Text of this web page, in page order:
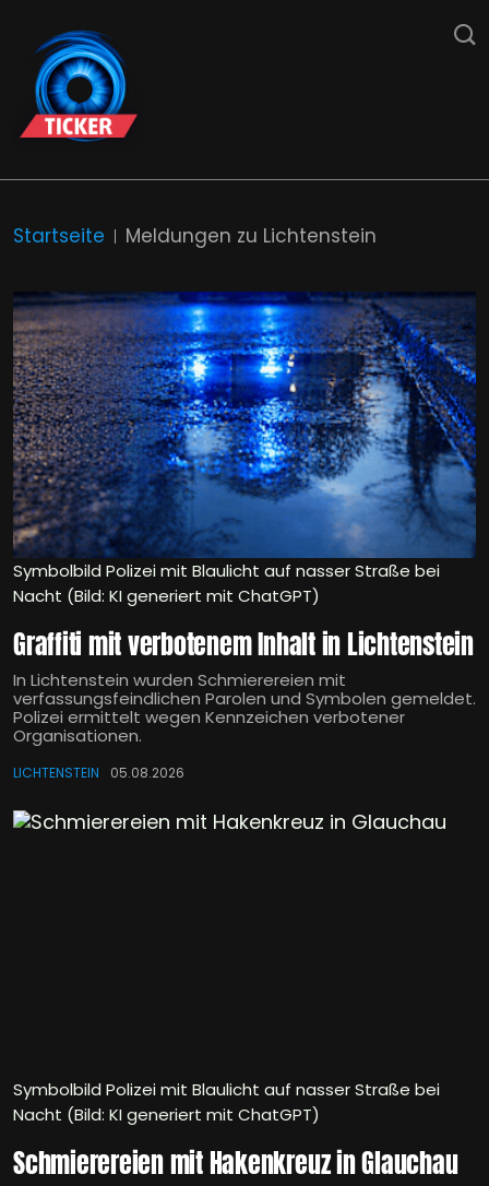
Startseite Meldungen zu Lichtenstein
Symbolbild Polizei mit Blaulicht auf nasser Straße bei
Nacht (Bild: KI generiert mit ChatGPT)
Graffiti mit verbotenem Inhalt in Lichtenstein
In Lichtenstein wurden Schmierereien mit
verfassungsfeindlichen Parolen und Symbolen gemeldet.
Polizei ermittelt wegen Kennzeichen verbotener
Organisationen.
LICHTENSTEIN 05.08.2026
Symbolbild Polizei mit Blaulicht auf nasser Straße bei
Nacht (Bild: KI generiert mit ChatGPT)
Schmierereien mit Hakenkreuz in Glauchau